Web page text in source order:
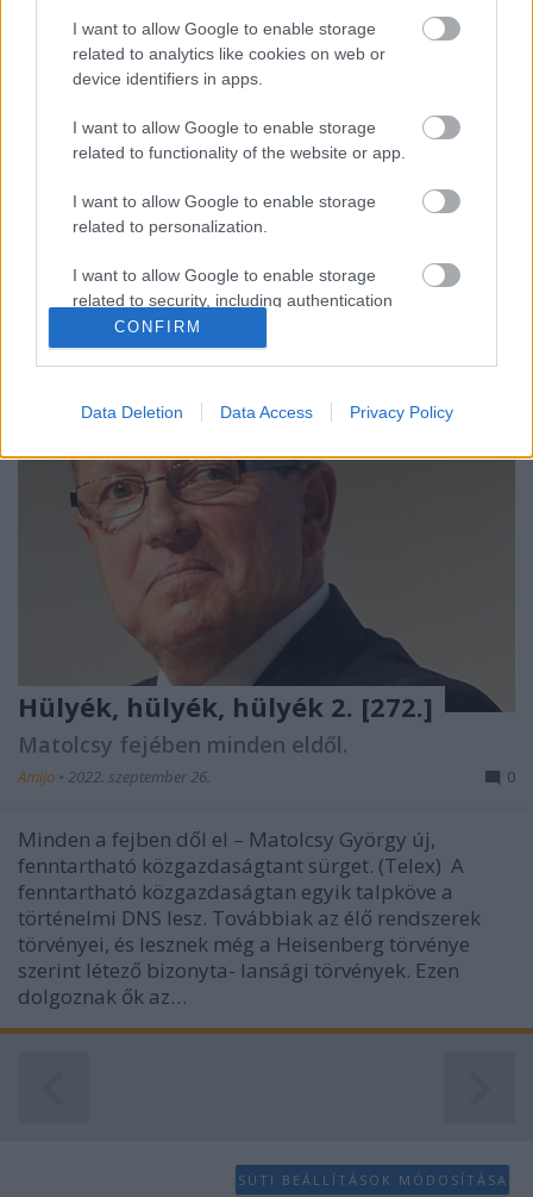
I want to allow Google to enable storage
related to analytics like cookies on web or
device identifiers in apps.
I want to allow Google to enable storage
related to functionality of the website or app.
I want to allow Google to enable storage
related to personalization.
I want to allow Google to enable storage
related to security, including authentication
functionality and fraud prevention, and other
user protection.
CONFIRM
Data Deletion Data Access Privacy Policy
gazdaságtanából.
2023. március 10.
A Magyar Kereskedelmi és Iparkamara
hagyományos évnyitóján: Elmondták a kormány
növekedés. (Portfolio) Varga Mihály
pénzügyminiszter szerint a veszélyek korszakába
léptünk. Ezt jól jelzik olyan adatok, mint például a
350 eurós gázár — tavaly…
Hülyék, hülyék, hülyék 2. [272.]
Matolcsy fejében minden eldől.
Amijo • 2022. szeptember 26. 0
Minden a fejben dől el – Matolcsy György új,
fenntartható közgazdaságtant sürget. (Telex) A
fenntartható közgazdaságtan egyik talpköve a
történelmi DNS lesz. Továbbiak az élő rendszerek
törvényei, és lesznek még a Heisenberg törvénye
szerint létező bizonyta- lansági törvények. Ezen
dolgoznak ők az…
SÜTI BEÁLLÍTÁSOK MÓDOSÍTÁSA